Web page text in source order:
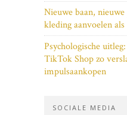
Nieuwe baan,
kleding aanvoelen
Psychologische
TikTok Shop zo
impulsaankopen
SOCIALE MEDIA